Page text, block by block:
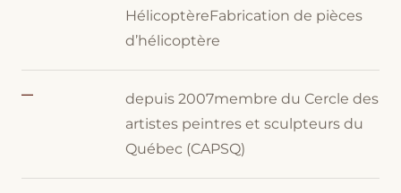
HélicoptèreFabrication de pièces
d’hélicoptère
—
depuis 2007membre du Cercle des
artistes peintres et sculpteurs du
Québec (CAPSQ)